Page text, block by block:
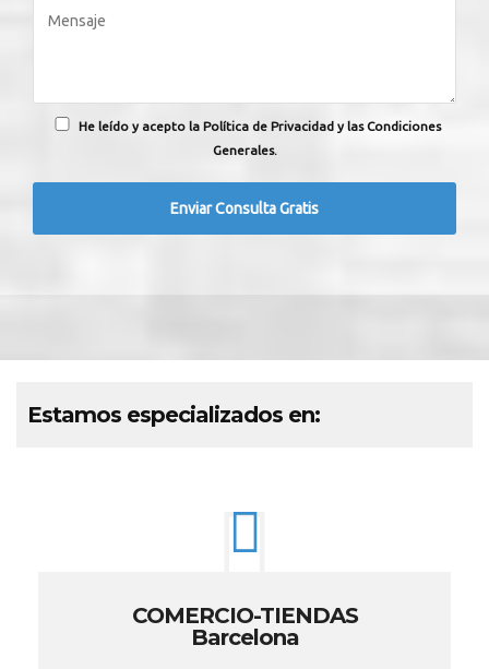
He leído y acepto la Política de Privacidad y las Condiciones
Generales.
Estamos especializados en:
COMERCIO-TIENDAS
Barcelona